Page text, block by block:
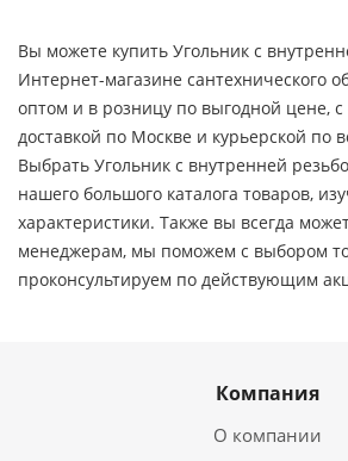
Вы можете купить Угольник с
Интернет-магазине сантехнического
оптом и в розницу по выгодной цене, c
доставкой по Москве и курьерской по
Выбрать Угольник с внутренней
нашего большого каталога товаров,
характеристики. Также вы всегда
менеджерам, мы поможем с выбором
проконсультируем по действующим
Компания
О компании